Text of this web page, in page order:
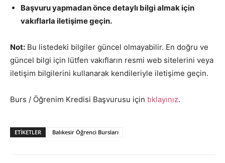
Başvuru yapmadan önce detaylı bilgi almak için
vakıflarla iletişime geçin.
Not: Bu listedeki bilgiler güncel olmayabilir. En doğru ve
güncel bilgi için lütfen vakıfların resmi web sitelerini veya
iletişim bilgilerini kullanarak kendileriyle iletişime geçin.
Burs / Öğrenim Kredisi Başvurusu için tıklayınız.
ETIKETLER Balıkesir Öğrenci Bursları